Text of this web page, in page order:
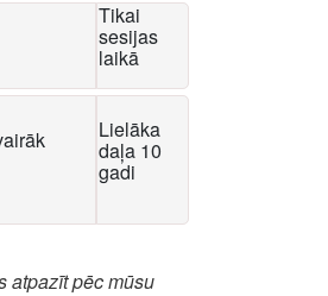
Tikai
sesijas
laikā
Lielāka
daļa 10
gadi
atpazīt pēc mūsu